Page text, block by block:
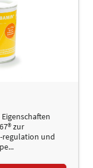
zur
regulation und